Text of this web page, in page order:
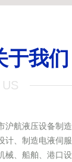
于我们
沪航液压设备制
计、制造电液伺
械、船舶、港口